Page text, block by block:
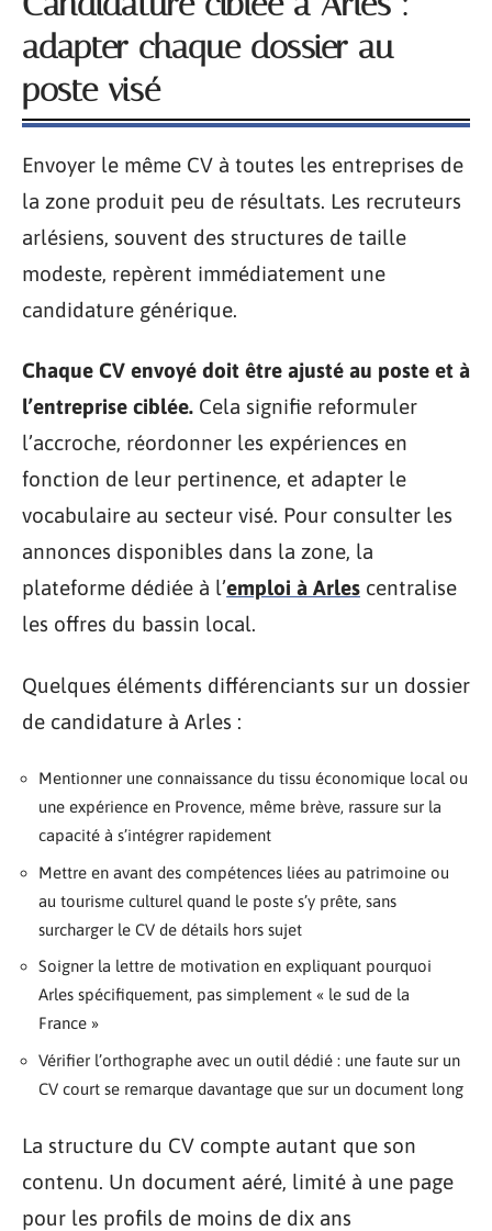
adapter chaque dossier au
poste visé
Envoyer le même CV à toutes les entreprises de
la zone produit peu de résultats. Les recruteurs
arlésiens, souvent des structures de taille
modeste, repèrent immédiatement une
candidature générique.
Chaque CV envoyé doit être ajusté au poste et à
l’entreprise ciblée. Cela signifie reformuler
l’accroche, réordonner les expériences en
fonction de leur pertinence, et adapter le
vocabulaire au secteur visé. Pour consulter les
annonces disponibles dans la zone, la
plateforme dédiée à l’emploi à Arles centralise
les offres du bassin local.
Quelques éléments différenciants sur un dossier
de candidature à Arles :
Mentionner une connaissance du tissu économique local ou
une expérience en Provence, même brève, rassure sur la
capacité à s’intégrer rapidement
Mettre en avant des compétences liées au patrimoine ou
au tourisme culturel quand le poste s’y prête, sans
surcharger le CV de détails hors sujet
Soigner la lettre de motivation en expliquant pourquoi
Arles spécifiquement, pas simplement « le sud de la
France »
Vérifier l’orthographe avec un outil dédié : une faute sur un
CV court se remarque davantage que sur un document long
La structure du CV compte autant que son
contenu. Un document aéré, limité à une page
pour les profils de moins de dix ans